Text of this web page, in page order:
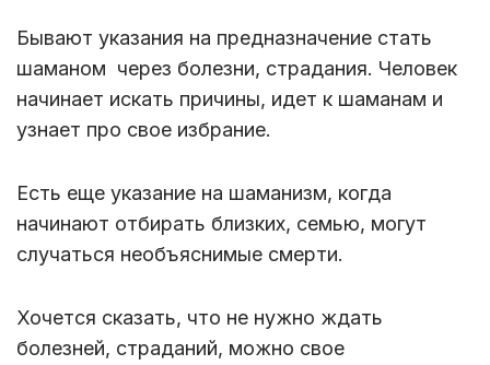
Бывают указания на предназначение стать
шаманом через болезни, страдания. Человек
начинает искать причины, идет к шаманам и
узнает про свое избрание.
Есть еще указание на шаманизм, когда
начинают отбирать близких, семью, могут
случаться необъяснимые смерти.
Хочется сказать, что не нужно ждать
болезней, страданий, можно свое